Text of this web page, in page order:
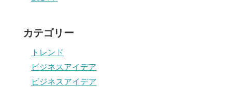
カテゴリー
トレンド
ビジネスアイデア
ビジネスアイデア